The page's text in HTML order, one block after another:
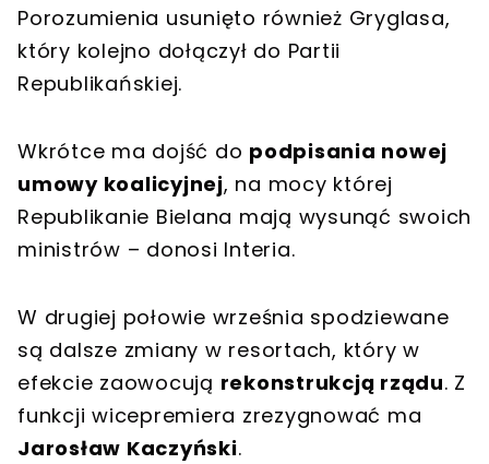
Porozumienia usunięto również Gryglasa,
który kolejno dołączył do Partii
Republikańskiej.
Wkrótce ma dojść do podpisania nowej
umowy koalicyjnej, na mocy której
Republikanie Bielana mają wysunąć swoich
ministrów – donosi Interia.
W drugiej połowie września spodziewane
są dalsze zmiany w resortach, który w
efekcie zaowocują rekonstrukcją rządu. Z
funkcji wicepremiera zrezygnować ma
Jarosław Kaczyński.